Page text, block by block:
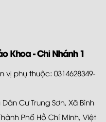
Khoa - Chi Nhánh 1
phụ thuộc: 0314628349-
Cư Trung Sơn, Xã Bình
Phố Hồ Chí Minh, Việt